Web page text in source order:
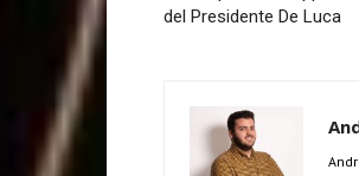
del Presidente De Luca